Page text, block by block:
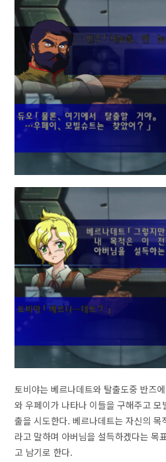
토비야는 베르나데트와 탈출도중 반즈
와 우페이가 나타나 이들을 구해주고 모
출을 시도한다. 베르나데트는 자신의 목
라고 말하며 아버님을 설득하겠다는 목
고 남기로 한다.